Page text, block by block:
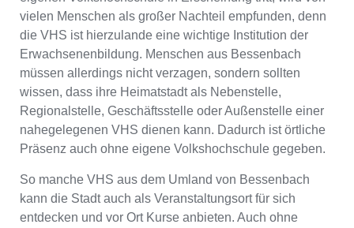
VHS-Kursen
VHS Bessenbach Kurse und Umgebung
VHS Bessenbach – Öffnungszeiten und
Telefonnummer
Online-Kurse – Alternative Angebote zu einem
Kurs an der VHS
Top-Kurse an der Abendschule Bessenbach
Weiterbildung in Bessenbach
vielen Menschen als großer Nachteil empfunden, denn
die VHS ist hierzulande eine wichtige Institution der
Erwachsenenbildung. Menschen aus Bessenbach
müssen allerdings nicht verzagen, sondern sollten
wissen, dass ihre Heimatstadt als Nebenstelle,
Regionalstelle, Geschäftsstelle oder Außenstelle einer
nahegelegenen VHS dienen kann. Dadurch ist örtliche
Präsenz auch ohne eigene Volkshochschule gegeben.
So manche VHS aus dem Umland von Bessenbach
kann die Stadt auch als Veranstaltungsort für sich
entdecken und vor Ort Kurse anbieten. Auch ohne